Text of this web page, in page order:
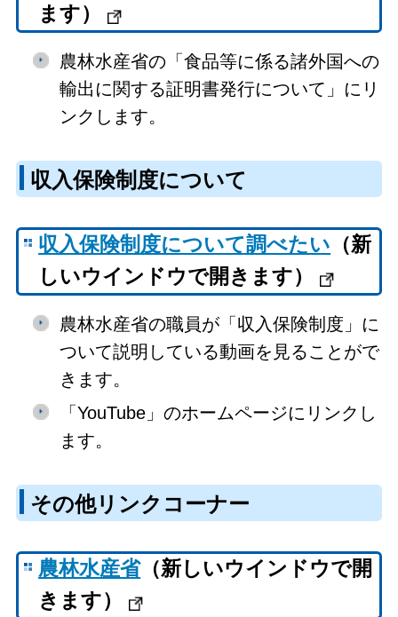
ます）
農林水産省の「食品等に係る諸外国への
輸出に関する証明書発行について」にリ
ンクします。
収入保険制度について
収入保険制度について調べたい （新
しいウインドウで開きます）
農林水産省の職員が「収入保険制度」に
ついて説明している動画を見ることがで
きます。
「YouTube」のホームページにリンクし
ます。
その他リンクコーナー
農林水産省（新しいウインドウで開
きます）